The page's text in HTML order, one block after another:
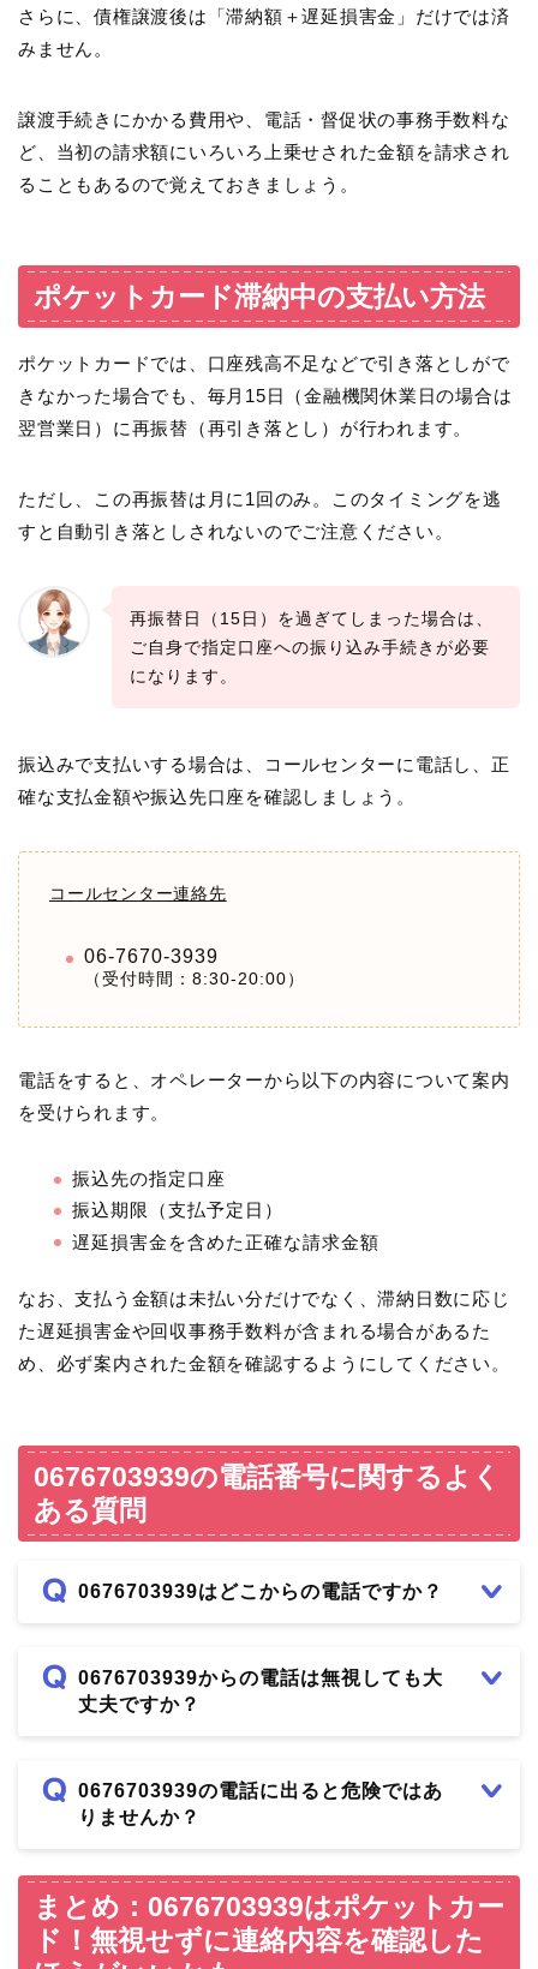
さらに、債権譲渡後は「滞納額＋遅延損害金」だけでは済
みません。
譲渡手続きにかかる費用や、電話・督促状の事務手数料な
ど、当初の請求額にいろいろ上乗せされた金額を請求され
ることもあるので覚えておきましょう。
ポケットカード滞納中の支払い方法
ポケットカードでは、口座残高不足などで引き落としがで
きなかった場合でも、毎月15日（金融機関休業日の場合は
翌営業日）に再振替（再引き落とし）が行われます。
ただし、この再振替は月に1回のみ。このタイミングを逃
すと自動引き落としされないのでご注意ください。
再振替日（15日）を過ぎてしまった場合は、
ご自身で指定口座への振り込み手続きが必要
になります。
振込みで支払いする場合は、コールセンターに電話し、正
確な支払金額や振込先口座を確認しましょう。
コールセンター連絡先
06-7670-3939
（受付時間：8:30-20:00）
電話をすると、オペレーターから以下の内容について案内
を受けられます。
振込先の指定口座
振込期限（支払予定日）
遅延損害金を含めた正確な請求金額
なお、支払う金額は未払い分だけでなく、滞納日数に応じ
た遅延損害金や回収事務手数料が含まれる場合があるた
め、必ず案内された金額を確認するようにしてください。
0676703939の電話番号に関するよく
ある質問
0676703939はどこからの電話ですか？
0676703939からの電話は無視しても大
丈夫ですか？
0676703939の電話に出ると危険ではあ
りませんか？
まとめ：0676703939はポケットカー
ド！無視せずに連絡内容を確認した